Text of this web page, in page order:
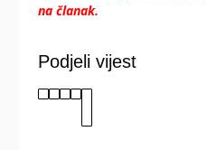
na članak.
Podjeli vijest